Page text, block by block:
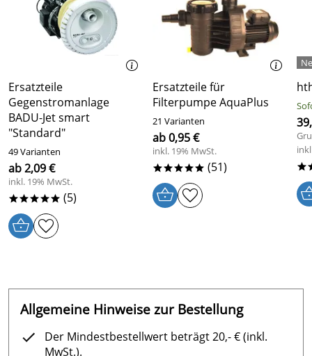
Ersatzteile
Gegenstromanlage
BADU-Jet smart
"Standard"
49 Varianten
ab 2,09 €
inkl. 19% MwSt.
***** (5)
Ersatzteile für
Filterpumpe AquaPlus
21 Varianten
ab 0,95 €
inkl. 19% MwSt.
***** (51)
Allgemeine Hinweise zur Bestellung
Der Mindestbestellwert beträgt 20,- € (inkl.
MwSt.).